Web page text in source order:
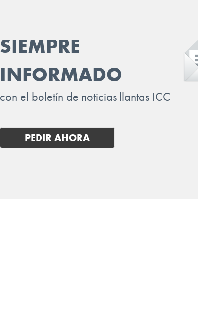
VINFAST
VOLKSWAGEN
VOLVO
XPENG
SIEMPRE
INFORMADO
con el boletín de noticias llantas ICC
PEDIR AHORA